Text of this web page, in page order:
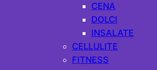
CENA
DOLCI
INSALATE
CELLULITE
FITNESS